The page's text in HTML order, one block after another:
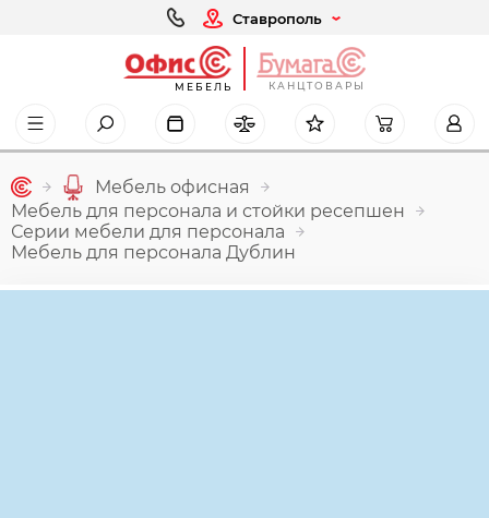
Ставрополь
МЕБЕЛЬ КАНЦТОВАРЫ
Мебель офисная
Мебель для персонала и стойки ресепшен
Серии мебели для персонала
Мебель для персонала Дублин